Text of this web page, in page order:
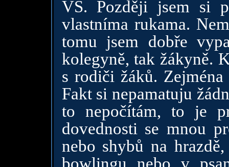
VŠ. Později jsem si
vlastníma rukama.
tomu jsem dobře
kolegyně, tak žákyně.
s rodiči žáků.
Fakt si nepamatuju
to nepočítám, to je
dovednosti se mnou
nebo shybů na